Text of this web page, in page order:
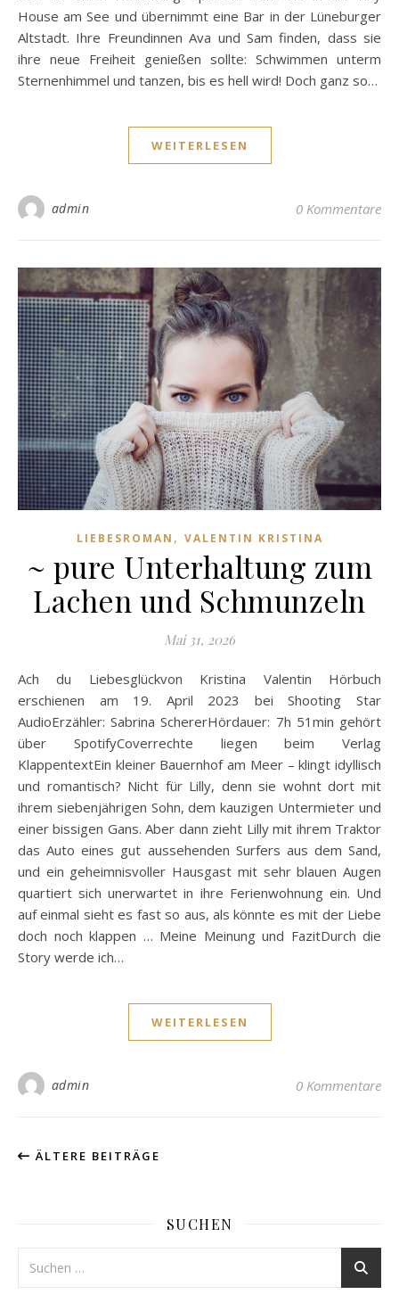
House am See und übernimmt eine Bar in der Lüneburger
Altstadt. Ihre Freundinnen Ava und Sam finden, dass sie
ihre neue Freiheit genießen sollte: Schwimmen unterm
Sternenhimmel und tanzen, bis es hell wird! Doch ganz so…
WEITERLESEN
admin 0 Kommentare
LIEBESROMAN , VALENTIN KRISTINA
~ pure Unterhaltung zum
Lachen und Schmunzeln
Mai 31, 2026
Ach du Liebesglückvon Kristina Valentin Hörbuch
erschienen am 19. April 2023 bei Shooting Star
AudioErzähler: Sabrina SchererHördauer: 7h 51min gehört
über SpotifyCoverrechte liegen beim Verlag
KlappentextEin kleiner Bauernhof am Meer – klingt idyllisch
und romantisch? Nicht für Lilly, denn sie wohnt dort mit
ihrem siebenjährigen Sohn, dem kauzigen Untermieter und
einer bissigen Gans. Aber dann zieht Lilly mit ihrem Traktor
das Auto eines gut aussehenden Surfers aus dem Sand,
und ein geheimnisvoller Hausgast mit sehr blauen Augen
quartiert sich unerwartet in ihre Ferienwohnung ein. Und
auf einmal sieht es fast so aus, als könnte es mit der Liebe
doch noch klappen … Meine Meinung und FazitDurch die
Story werde ich…
WEITERLESEN
admin 0 Kommentare
ÄLTERE BEITRÄGE
SUCHEN